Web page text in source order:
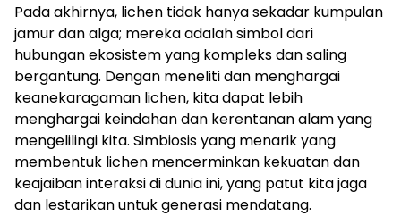
Pada akhirnya, lichen tidak hanya sekadar kumpulan
jamur dan alga; mereka adalah simbol dari
hubungan ekosistem yang kompleks dan saling
bergantung. Dengan meneliti dan menghargai
keanekaragaman lichen, kita dapat lebih
menghargai keindahan dan kerentanan alam yang
mengelilingi kita. Simbiosis yang menarik yang
membentuk lichen mencerminkan kekuatan dan
keajaiban interaksi di dunia ini, yang patut kita jaga
dan lestarikan untuk generasi mendatang.